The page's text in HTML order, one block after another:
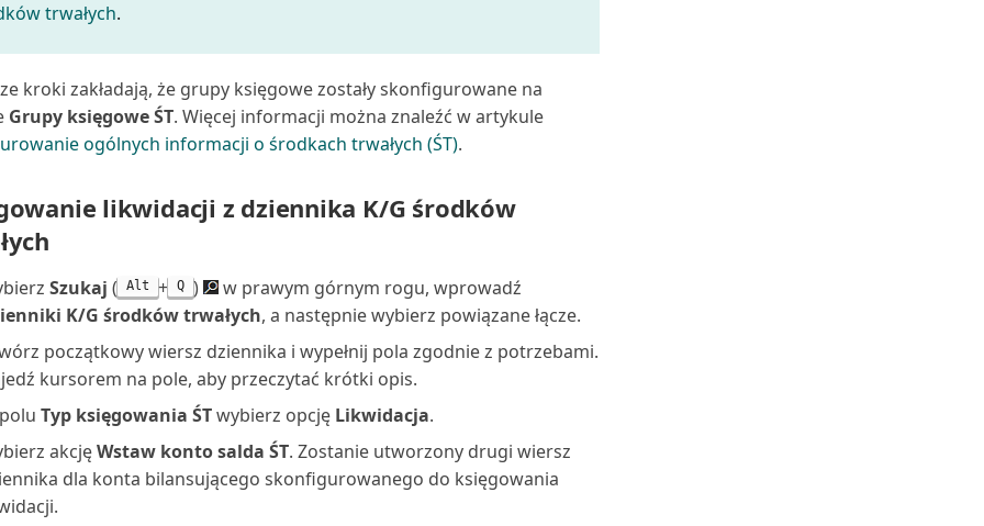
trwałych.
kroki zakładają, że grupy księgowe zostały skonfigurowane na
Grupy księgowe ŚT. Więcej informacji można znaleźć w artykule
ogólnych informacji o środkach trwałych (ŚT).
likwidacji z dziennika K/G środków
Szukaj ( Alt + Q )
w prawym górnym rogu, wprowadź
K/G środków trwałych, a następnie wybierz powiązane łącze.
początkowy wiersz dziennika i wypełnij pola zgodnie z potrzebami.
kursorem na pole, aby przeczytać krótki opis.
Typ księgowania ŚTwybierz opcję Likwidacja.
akcjęWstaw konto salda ŚT. Zostanie utworzony drugi wiersz
dla konta bilansującego skonfigurowanego do księgowania